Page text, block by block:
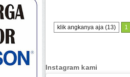
klik angkanya aja (13) 1
Instagram kami